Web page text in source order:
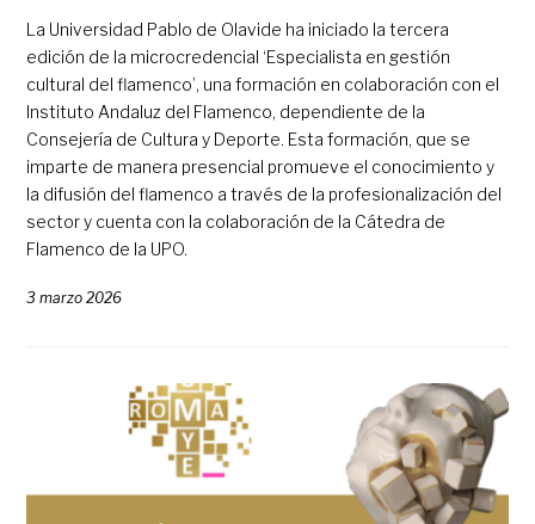
La Universidad Pablo de Olavide ha iniciado la tercera
edición de la microcredencial ‘Especialista en gestión
cultural del flamenco’, una formación en colaboración con el
Instituto Andaluz del Flamenco, dependiente de la
Consejería de Cultura y Deporte. Esta formación, que se
imparte de manera presencial promueve el conocimiento y
la difusión del flamenco a través de la profesionalización del
sector y cuenta con la colaboración de la Cátedra de
Flamenco de la UPO.
3 marzo 2026